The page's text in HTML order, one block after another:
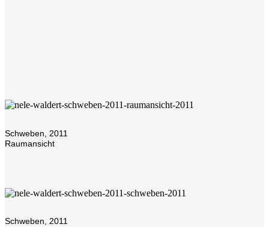
Schweben, 2011
Raumansicht
Schweben, 2011